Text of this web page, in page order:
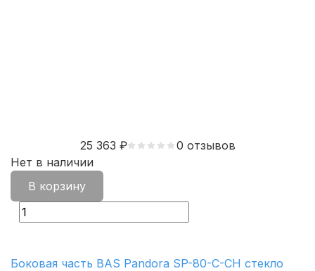
25 363 ₽
0 отзывов
Нет в наличии
В корзину
Боковая часть BAS Pandora SP-80-C-CH стекло